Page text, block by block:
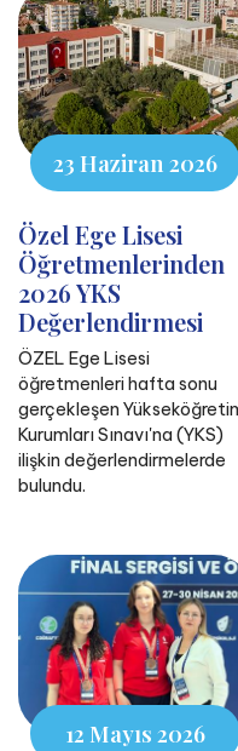
23 Haziran 2026
Özel Ege Lisesi
Öğretmenlerinden
2026 YKS
Değerlendirmesi
ÖZEL Ege Lisesi
öğretmenleri hafta sonu
gerçekleşen
Kurumları Sınavı'na (YKS)
ilişkin değerlendirmelerde
bulundu.
12 Mayıs 2026